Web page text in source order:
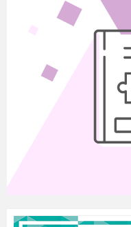
Методи дослідження
енциклопедії,
уроках із предметів:
читання, основи
батьками, консультації
План роботи над
1. Визначення
2. Практична,
передбачених
5. Захист проекту.